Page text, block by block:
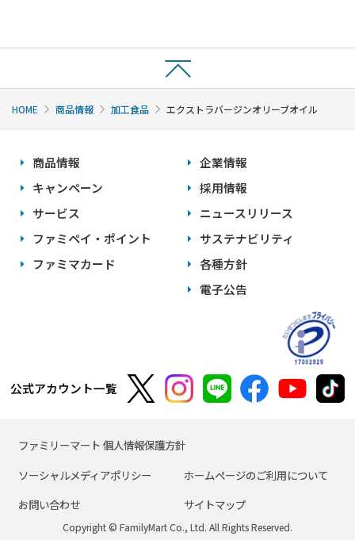
HOME 商品情報 加工食品 エクストラバージンオリーブオイル
商品情報
キャンペーン
サービス
ファミペイ・ポイント
ファミマカード
企業情報
採用情報
ニュースリリース
サステナビリティ
各種方針
電子公告
公式アカウント一覧
ファミリーマート 個人情報保護方針
ソーシャルメディアポリシー
ホームページのご利用について
お問い合わせ
サイトマップ
Copyright © FamilyMart Co., Ltd. All Rights Reserved.